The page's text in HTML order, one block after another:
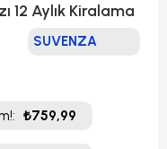
12 Aylık Kiralama
SUVENZA
: ₺759,99